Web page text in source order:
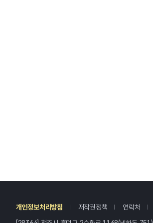
개인정보처리방침 저작권정책 연락처